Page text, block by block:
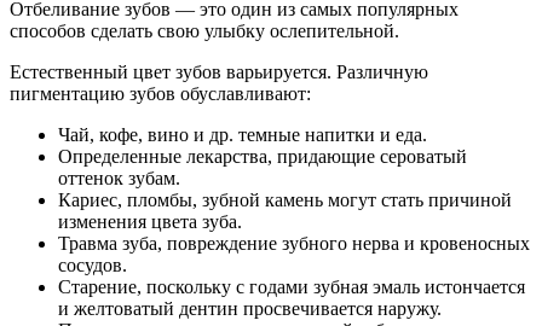
Отбеливание зубов — это один из самых популярных
способов сделать свою улыбку ослепительной.
Естественный цвет зубов варьируется. Различную
пигментацию зубов обуславливают:
Чай, кофе, вино и др. темные напитки и еда.
Определенные лекарства, придающие сероватый
оттенок зубам.
Кариес, пломбы, зубной камень могут стать причиной
изменения цвета зуба.
Травма зуба, повреждение зубного нерва и кровеносных
сосудов.
Старение, поскольку с годами зубная эмаль истончается
и желтоватый дентин просвечивается наружу.